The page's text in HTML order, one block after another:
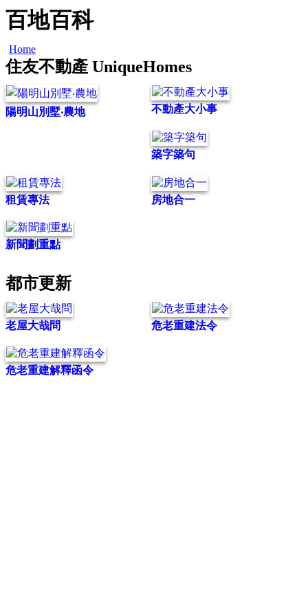
百地百科
Home
住友不動產 UniqueHomes
陽明山別墅‧農地 不動產大小事
築字築句
租賃專法 房地合一
新聞劃重點
都市更新
老屋大哉問 危老重建法令
危老重建解釋函令